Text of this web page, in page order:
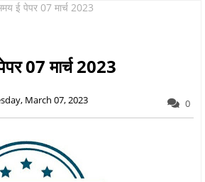
ई पेपर 07 मार्च 2023
07 मार्च 2023
March 07, 2023 0